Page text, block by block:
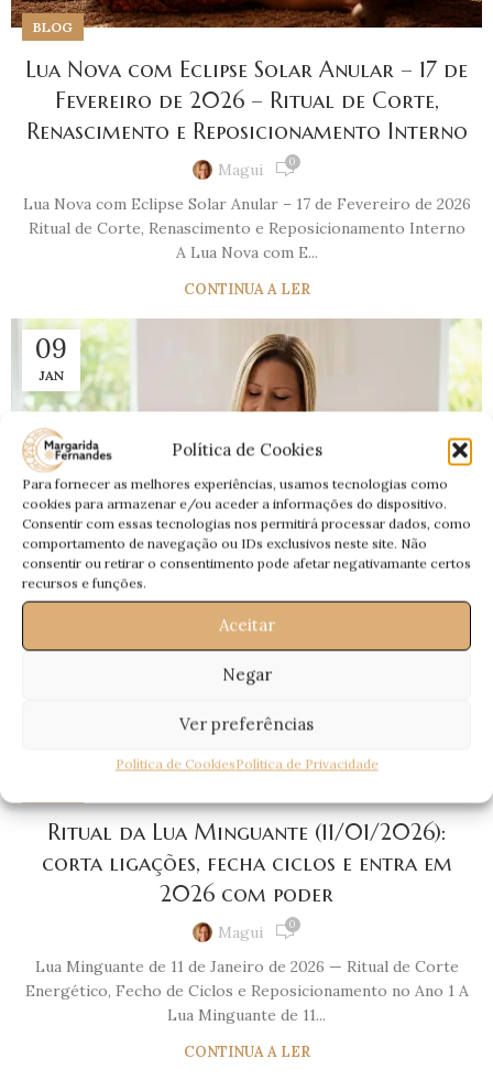
Política de Cookies
Para fornecer as melhores experiências, usamos tecnologias como
cookies para armazenar e/ou aceder a informações do dispositivo.
Consentir com essas tecnologias nos permitirá processar dados, como
comportamento de navegação ou IDs exclusivos neste site. Não
consentir ou retirar o consentimento pode afetar negativamante certos
recursos e funções.
Aceitar
Negar
Ver preferências
Política de CookiesPolítica de Privacidade
BLOG
Lua Nova com Eclipse Solar Anular – 17 de
Fevereiro de 2026 – Ritual de Corte,
Renascimento e Reposicionamento Interno
Magui 0
Lua Nova com Eclipse Solar Anular – 17 de Fevereiro de 2026
Ritual de Corte, Renascimento e Reposicionamento Interno
A Lua Nova com E...
CONTINUA A LER
09
JAN
Ritual da Lua Minguante (11/01/2026):
corta ligações, fecha ciclos e entra em
2026 com poder
Magui 0
Lua Minguante de 11 de Janeiro de 2026 — Ritual de Corte
Energético, Fecho de Ciclos e Reposicionamento no Ano 1 A
Lua Minguante de 11...
CONTINUA A LER